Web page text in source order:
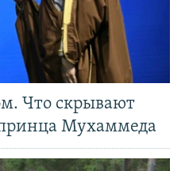
Что скрывают
Мухаммеда